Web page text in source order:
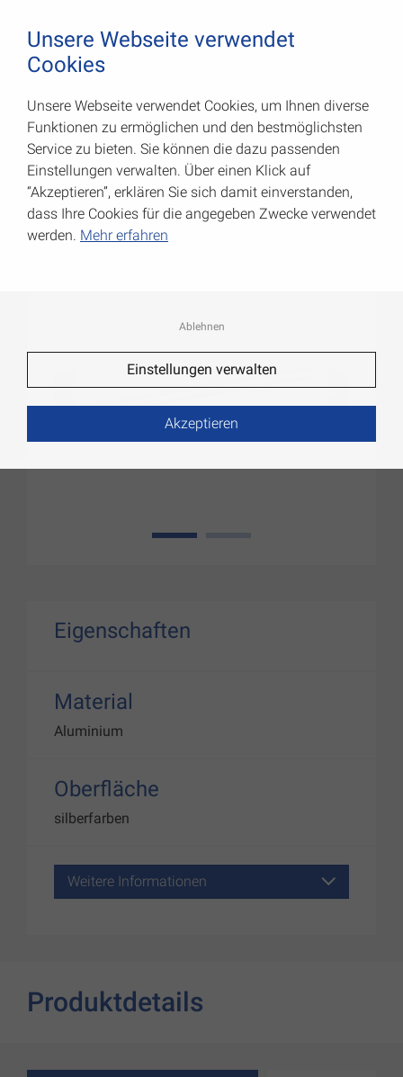
Rundrohre
Art.-Nr.: 053012200AL
1
Eigenschaften
Material
Aluminium
Oberfläche
silberfarben
Weitere Informationen
Produktdetails
Unsere Webseite verwendet
Cookies
Unsere Webseite verwendet Cookies, um Ihnen diverse
Funktionen zu ermöglichen und den bestmöglichsten
Service zu bieten. Sie können die dazu passenden
Einstellungen verwalten. Über einen Klick auf
“Akzeptieren”, erklären Sie sich damit einverstanden,
dass Ihre Cookies für die angegeben Zwecke verwendet
werden. Mehr erfahren
Ablehnen
Einstellungen verwalten
Akzeptieren